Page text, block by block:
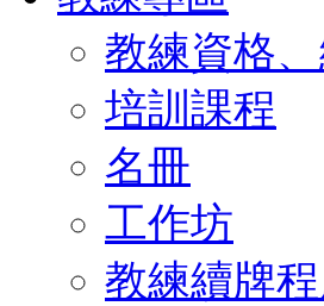
教練資格
培訓課程
名冊
工作坊
教練續牌